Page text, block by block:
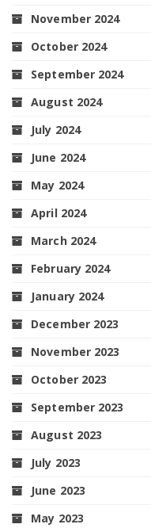
November 2024
October 2024
September 2024
August 2024
July 2024
June 2024
May 2024
April 2024
March 2024
February 2024
January 2024
December 2023
November 2023
October 2023
September 2023
August 2023
July 2023
June 2023
May 2023